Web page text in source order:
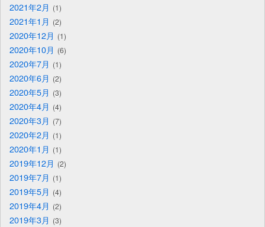
2021年2月 1
2021年1月 2
2020年12月 1
2020年10月 6
2020年7月 1
2020年6月 2
2020年5月 3
2020年4月 4
2020年3月 7
2020年2月 1
2020年1月 1
2019年12月 2
2019年7月 1
2019年5月 4
2019年4月 2
2019年3月 3